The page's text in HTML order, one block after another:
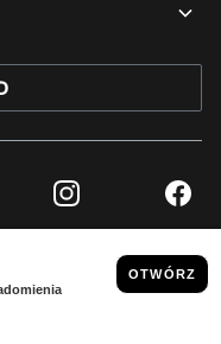
Instagram
PRAWA ZASTRZEŻONE
FIRMOWY I DANE PRAWNE